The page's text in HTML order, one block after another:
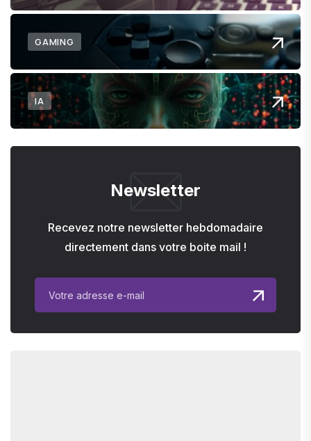
GAMING
IA
Newsletter
Recevez notre newsletter hebdomadaire
directement dans votre boite mail !